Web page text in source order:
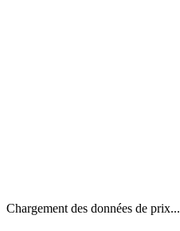
Chargement des données de prix...